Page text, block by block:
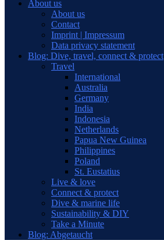
About us
About us
Contact
Imprint | Impressum
Data privacy statement
Blog: Dive, travel, connect & protect
Travel
International
Australia
Germany
India
Indonesia
Netherlands
Papua New Guinea
Philippines
Poland
St. Eustatius
Live & love
Connect & protect
Dive & marine life
Sustainability & DIY
Take a Minute
Blog: Abgetaucht